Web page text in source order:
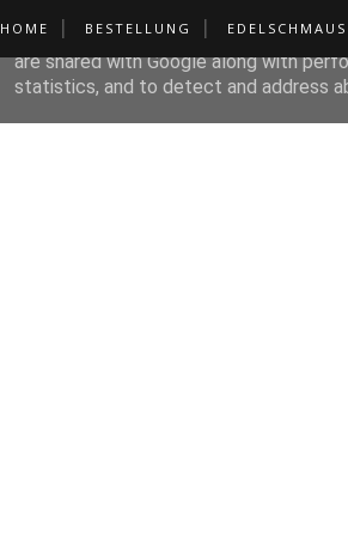
HOME BESTELLUNG EDELSCHMAUS
This site uses cookies from Google to
are shared with Google along with
statistics, and to detect and address